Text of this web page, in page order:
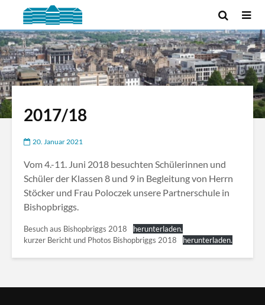
2017/18
20. Januar 2021
Vom 4.-11. Juni 2018 besuchten Schülerinnen und
Schüler der Klassen 8 und 9 in Begleitung von Herrn
Stöcker und Frau Poloczek unsere Partnerschule in
Bishopbriggs.
Besuch aus Bishopbriggs 2018
herunterladen.
kurzer Bericht und Photos Bishopbriggs 2018
herunterladen.